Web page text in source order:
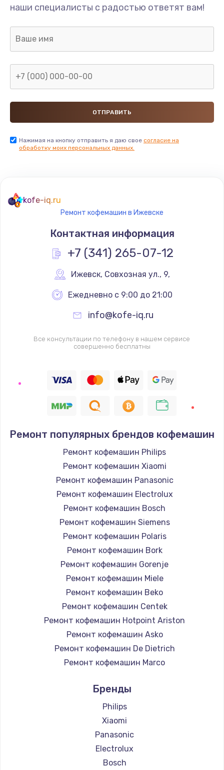
наши специалисты с радостью ответят вам!
Нажимая на кнопку отправить я даю свое согласие на
обработку моих персональных данных.
kofe-iq.ru
Ремонт кофемашин в Ижевске
Контактная информация
+7 (341) 265-07-12
Ижевск, Совхозная ул., 9,
Ежедневно с 9:00 до 21:00
info@kofe-iq.ru
Все консультации по телефону в нашем сервисе
совершенно бесплатны
Ремонт популярных брендов кофемашин
Ремонт кофемашин Philips
Ремонт кофемашин Xiaomi
Ремонт кофемашин Panasonic
Ремонт кофемашин Electrolux
Ремонт кофемашин Bosch
Ремонт кофемашин Siemens
Ремонт кофемашин Polaris
Ремонт кофемашин Bork
Ремонт кофемашин Gorenje
Ремонт кофемашин Miele
Ремонт кофемашин Beko
Ремонт кофемашин Centek
Ремонт кофемашин Hotpoint Ariston
Ремонт кофемашин Asko
Ремонт кофемашин De Dietrich
Ремонт кофемашин Marco
Ремонт кофемашин Jura
Ремонт кофемашин Olympia
Ремонт кофемашин Saeco
Ремонт кофемашин La Cimbali
Ремонт кофемашин WMF
Ремонт кофемашин Yamaguchi
Бренды
Philips
Xiaomi
Panasonic
Electrolux
Bosch